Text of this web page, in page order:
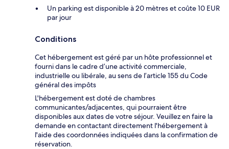
Un parking est disponible à 20 mètres et coûte 10 EUR
par jour
Conditions
Cet hébergement est géré par un hôte professionnel et
fourni dans le cadre d’une activité commerciale,
industrielle ou libérale, au sens de l’article 155 du Code
général des impôts
L'hébergement est doté de chambres
communicantes/adjacentes, qui pourraient être
disponibles aux dates de votre séjour. Veuillez en faire la
demande en contactant directement l'hébergement à
l'aide des coordonnées indiquées dans la confirmation de
réservation.